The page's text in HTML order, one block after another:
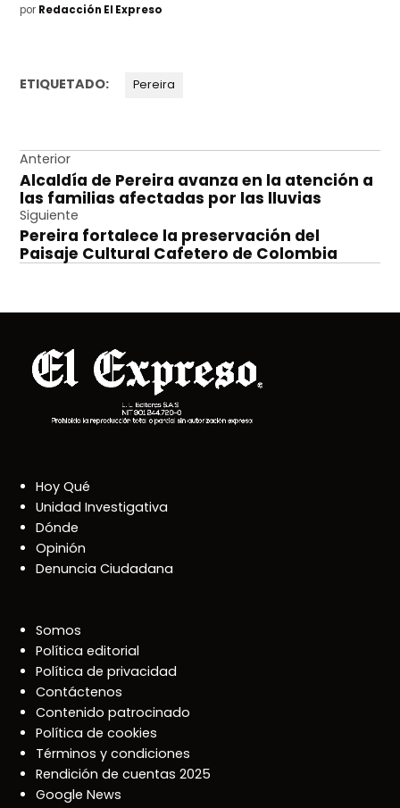
por Redacción El Expreso
ETIQUETADO: Pereira
Navegación
de
entradas
Anterior
Alcaldía de Pereira avanza en la atención a
las familias afectadas por las lluvias
Siguiente
Pereira fortalece la preservación del
Paisaje Cultural Cafetero de Colombia
Hoy Qué
Unidad Investigativa
Dónde
Opinión
Denuncia Ciudadana
Somos
Política editorial
Política de privacidad
Contáctenos
Contenido patrocinado
Política de cookies
Términos y condiciones
Rendición de cuentas 2025
Google News